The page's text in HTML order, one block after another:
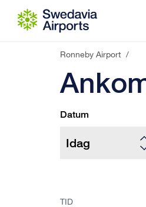
Gå till innehåll
Ronneby Airport /
Datum
TID